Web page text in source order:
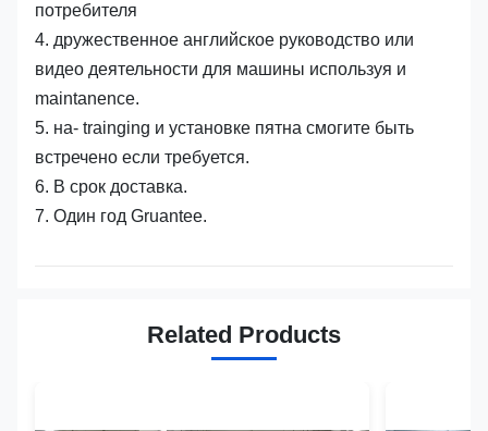
потребителя
4. дружественное английское руководство или
видео деятельности для машины используя и
maintanence.
5. на- trainging и установке пятна смогите быть
встречено если требуется.
6. В срок доставка.
7. Один год Gruantee.
Related Products